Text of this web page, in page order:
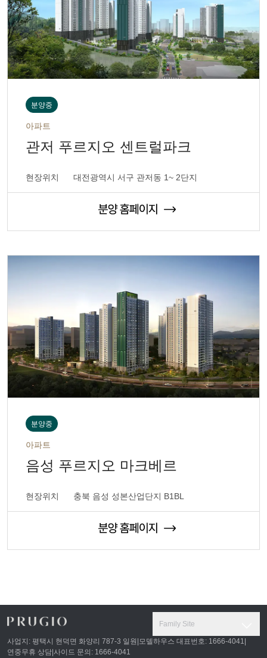
분양중
아파트
관저 푸르지오 센트럴파크
현장위치 대전광역시 서구 관저동 1~ 2단지
분양중
아파트
음성 푸르지오 마크베르
현장위치 충북 음성 성본산업단지 B1BL
사업지: 평택시 현덕면 화양리 787-3 일원 모델하우스 대표번호: 1666-4041
연중무휴 상담 사이드 문의: 1666-4041
Family Site